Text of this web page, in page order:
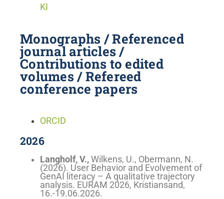
KI
Monographs / Referenced
journal articles /
Contributions to edited
volumes / Refereed
conference papers
ORCID
2026
Langholf, V., Wilkens, U., Obermann, N.
(2026). User Behavior and Evolvement of
GenAI literacy – A qualitative trajectory
analysis. EURAM 2026, Kristiansand,
16.-19.06.2026.